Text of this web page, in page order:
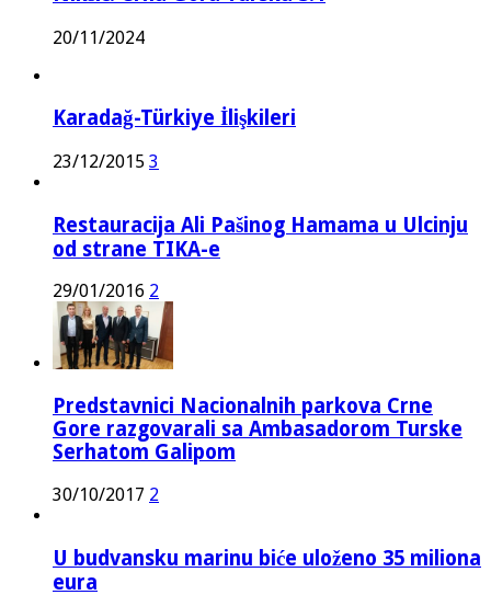
20/11/2024
Karadağ-Türkiye İlişkileri
23/12/2015 3
Restauracija Ali Pašinog Hamama u Ulcinju
od strane TIKA-e
29/01/2016 2
Predstavnici Nacionalnih parkova Crne
Gore razgovarali sa Ambasadorom Turske
Serhatom Galipom
30/10/2017 2
U budvansku marinu biće uloženo 35 miliona
eura